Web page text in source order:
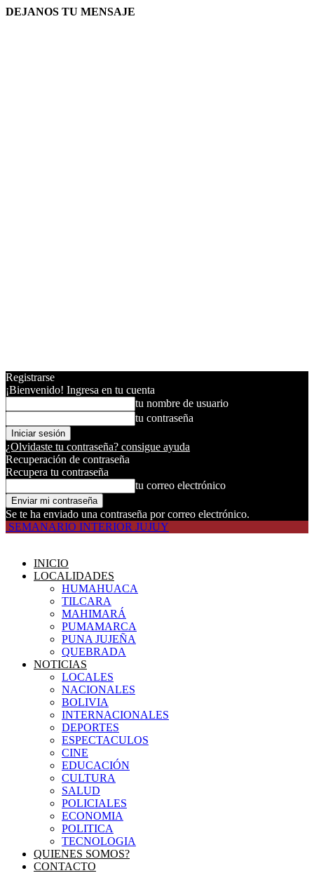
DEJANOS TU MENSAJE
Registrarse
¡Bienvenido! Ingresa en tu cuenta
tu nombre de usuario
tu contraseña
¿Olvidaste tu contraseña? consigue ayuda
Recuperación de contraseña
Recupera tu contraseña
tu correo electrónico
Se te ha enviado una contraseña por correo electrónico.
SEMANARIO INTERIOR JUJUY
INICIO
LOCALIDADES
HUMAHUACA
TILCARA
MAHIMARÁ
PUMAMARCA
PUNA JUJEÑA
QUEBRADA
NOTICIAS
LOCALES
NACIONALES
BOLIVIA
INTERNACIONALES
DEPORTES
ESPECTACULOS
CINE
EDUCACIÓN
CULTURA
SALUD
POLICIALES
ECONOMIA
POLITICA
TECNOLOGIA
QUIENES SOMOS?
CONTACTO